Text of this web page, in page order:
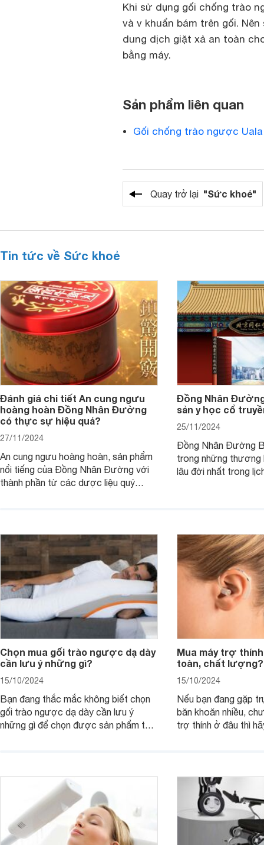
Khi sử dụng gối chống trào
và v khuẩn bám trên gối.
dung dịch giặt xả an toàn
bằng máy.
Sản phẩm liên quan
Gối chống trào ngược Uala
Quay trở lại "Sức khoẻ"
Tin tức về Sức khoẻ
Đánh giá chi tiết An cung ngưu
hoàng hoàn Đồng Nhân Đường
có thực sự hiệu quả?
27/11/2024
An cung ngưu hoàng hoàn, sản phẩm
nổi tiếng của Đồng Nhân Đường với
thành phần từ các dược liệu quý
phòng ngừa đột quỵ do nhồi máu não.
Đồng Nhân
sản y học cổ
25/11/2024
Đồng Nhân Đường
trong những thương
lâu đời nhất trong
Chọn mua gối trào ngược dạ dày
cần lưu ý những gì?
15/10/2024
Bạn đang thắc mắc không biết chọn
gối trào ngược dạ dày cần lưu ý
những gì để chọn được sản phẩm tốt
Mua máy trợ
toàn, chất lượng?
15/10/2024
Nếu bạn đang gặp
băn khoăn nhiều,
trợ thính ở đâu thì